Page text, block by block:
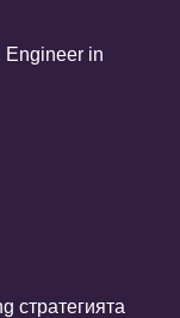
Engineer in
стратегията